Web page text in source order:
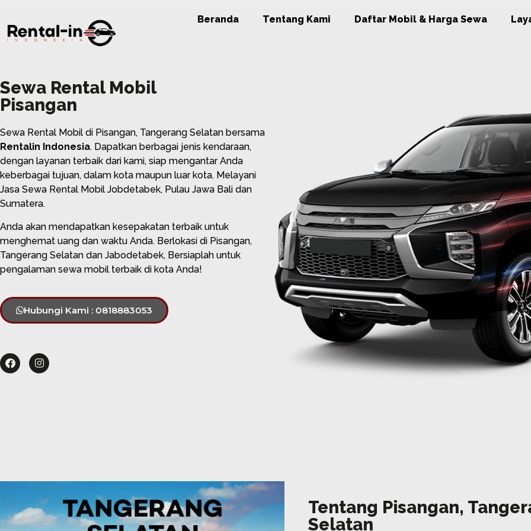
Beranda Tentang Kami Daftar Mobil & Harga Sewa
Sewa Rental Mobil
Pisangan
Sewa Rental Mobil di Pisangan, Tangerang Selatan bersama
Rentalin Indonesia. Dapatkan berbagai jenis kendaraan,
dengan layanan terbaik dari kami, siap mengantar Anda
keberbagai tujuan, dalam kota maupun luar kota. Melayani
Jasa Sewa Rental Mobil Jobdetabek, Pulau Jawa Bali dan
Sumatera.
Anda akan mendapatkan kesepakatan terbaik untuk
menghemat uang dan waktu Anda. Berlokasi di Pisangan,
Tangerang Selatan dan Jabodetabek, Bersiaplah untuk
pengalaman sewa mobil terbaik di kota Anda!
Hubungi Kami : 0818883053
Tentang Pisangan,
Selatan